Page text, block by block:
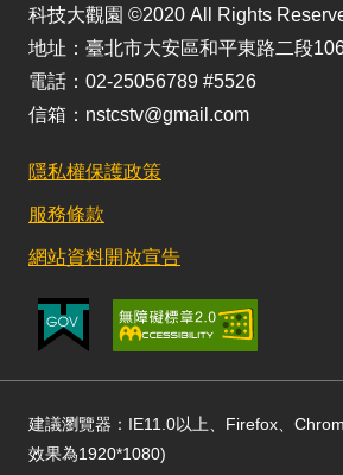
科技大觀園 ©2020 All Rights
地址：臺北市大安區和平東路二段
電話：02-25056789 #5526
信箱：nstcstv@gmail.com
隱私權保護政策
服務條款
網站資料開放宣告
建議瀏覽器：IE11.0以上、Firefox、
效果為1920*1080)